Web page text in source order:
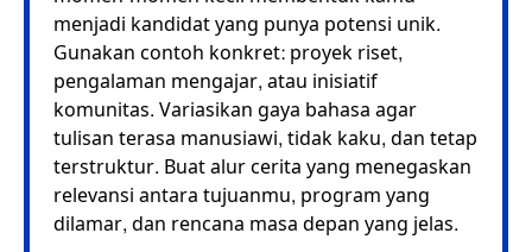
menjadi kandidat yang punya potensi unik.
Gunakan contoh konkret: proyek riset,
pengalaman mengajar, atau inisiatif
komunitas. Variasikan gaya bahasa agar
tulisan terasa manusiawi, tidak kaku, dan tetap
terstruktur. Buat alur cerita yang menegaskan
relevansi antara tujuanmu, program yang
dilamar, dan rencana masa depan yang jelas.